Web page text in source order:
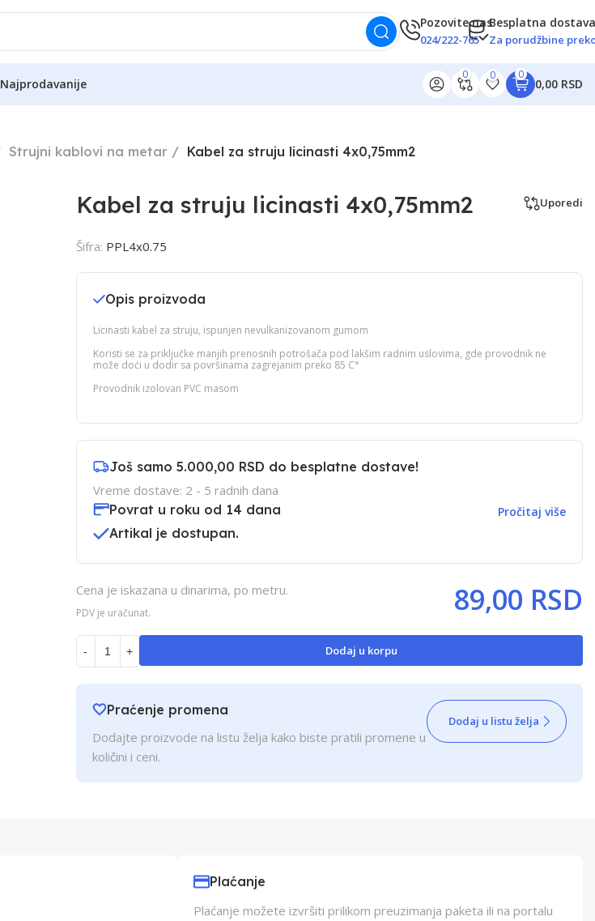
Pozovite nas
024/222-765
Besplatna
Za porudžbine
Najprodavanije
0 0 0
0,00 RSD
Strujni kablovi na metar Kabel za struju licinasti 4x0,75mm2
Kabel za struju licinasti 4x0,75mm2 Uporedi
Šifra: PPL4x0.75
Opis proizvoda
Licinasti kabel za struju, ispunjen nevulkanizovanom gumom
Koristi se za priključke manjih prenosnih potrošača pod lakšim radnim uslovima, gde provodnik ne
može doći u dodir sa površinama zagrejanim preko 85 C°
Provodnik izolovan PVC masom
Još samo 5.000,00 RSD do besplatne dostave!
Vreme dostave: 2 - 5 radnih dana
Povrat u roku od 14 dana
Pročitaj više
Artikal je dostupan.
Cena je iskazana u dinarima, po metru.
PDV je uračunat. 89,00 RSD
- + Dodaj u korpu
Praćenje promena
Dodajte proizvode na listu želja kako biste pratili promene u
količini i ceni.
Dodaj u listu želja
Plaćanje
Plaćanje možete izvršiti prilikom preuzimanja paketa ili na portalu